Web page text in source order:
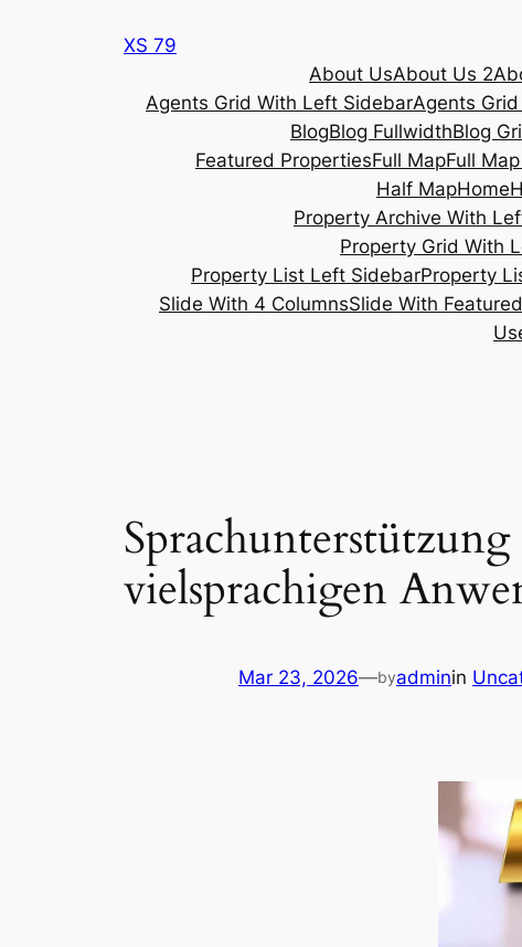
XS 79
About UsAbout Us 2
Agents Grid With Left SidebarAgents
BlogBlog FullwidthBlog
Featured PropertiesFull MapFull
Half MapHome
Property Archive With
Property Grid With
Property List Left SidebarProperty
Slide With 4 ColumnsSlide With
vielsprachigen
Mar 23, 2026—byadminin